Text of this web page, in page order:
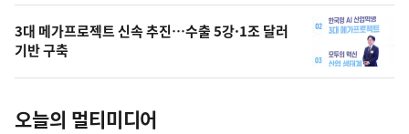
의
사
진
3대 메가프로젝트 신속 추진…수출 5강·1조 달러
기반 구축
오늘의 멀티미디어